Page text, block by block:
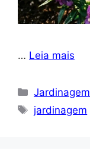
… Leia mais
Categorias
Jardinagem
Tags
jardinagem